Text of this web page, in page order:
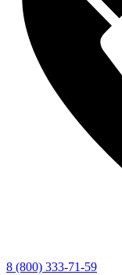
8 (800) 333-71-59